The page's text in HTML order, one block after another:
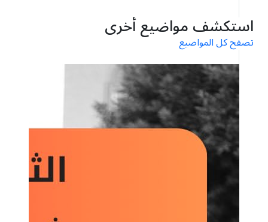
استكشف مواضيع أخرى
تصفح كل المواضيع